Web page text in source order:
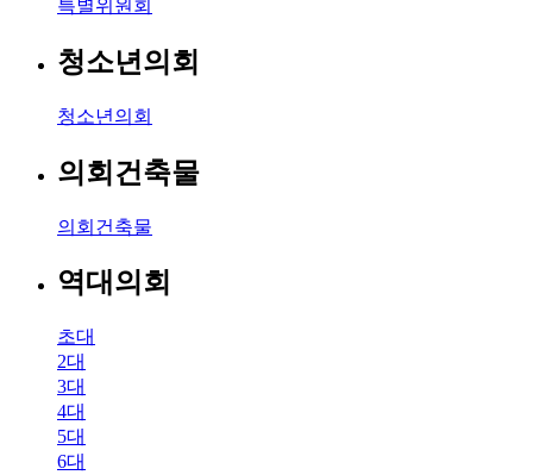
특별위원회
청소년의회
청소년의회
의회건축물
의회건축물
역대의회
초대
2대
3대
4대
5대
6대